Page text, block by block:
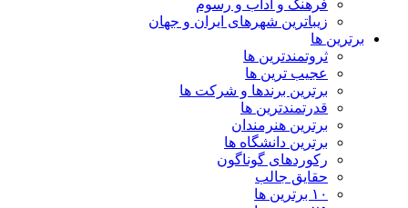
فرهنگ و آداب و رسوم
زیباترین شهرهای ایران و جهان
برترین ها
ثروتمندترین ها
عجیب ترین ها
برترین برندها و شرکت ها
قدرتمندترین ها
برترین هنرمندان
برترین دانشگاه ها
رکوردهای گوناگون
حقایق جالب
۱۰ برترین ها